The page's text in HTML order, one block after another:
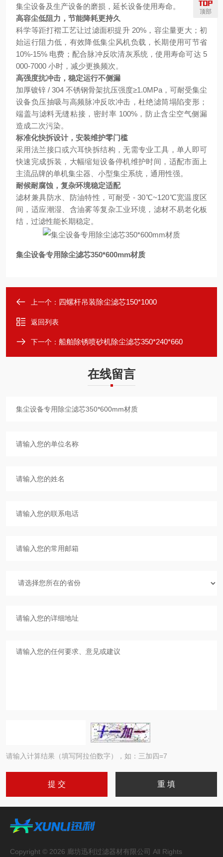
集尘设备及生产设备的磨损，延长设备使用寿命。
高容尘低阻力，节能降耗更持久
科学等距打褶工艺让过滤面积提升 20%，容尘量更大；初
始运行阻力低，有效降低集尘风机负载，长期使用可节省
10%-15% 电费；配合脉冲反吹清灰系统，使用寿命可达 5
000-7000 小时，减少更换频次。
高强度抗冲击，稳定运行不侧漏
加厚镀锌 / 304 不锈钢骨架抗压强度≥1.0MPa，可耐受集尘
设备负压抽吸与高频脉冲反吹冲击，杜绝滤筒塌陷变形；
端盖与滤料无缝粘接，密封率 100%，防止含尘空气侧漏
造成二次污染。
标准化快拆设计，安装维护零门槛
采用法兰接口或六耳快拆结构，无需专业工具，单人即可
快速完成拆装，大幅缩短设备停机维护时间，适配市面上
主流品牌的单机集尘器、小型集尘系统，通用性强。
耐候耐腐蚀，复杂环境稳定适配
滤材兼具防水、防油特性，可耐受 - 30℃~120℃宽温度区
间，适应潮湿、含油雾等复杂工业环境，滤材不易老化板
结，过滤性能长期稳定。
集尘设备专用除尘滤芯350*600mm材质
上一个： 四螺杆吊装除尘滤芯150*1000
返回列表
下一个： 船舶除锈喷砂机除尘滤芯350*240*660
在线留言
请输入计算结果（填写阿拉伯数字），如：三加四=7
Copyright © 2026 廊坊迅利过滤器材有限公司 All Rights
顶部